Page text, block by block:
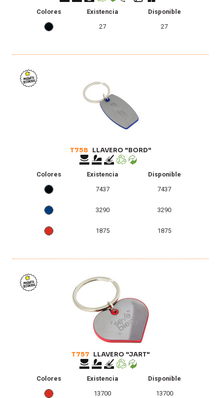
Colores Existencia
Disponible
27
27
T758 LLAVERO "BORD"
Colores Existencia
Disponible
7437
7437
3290 3290
1875 1875
T757 LLAVERO "JART"
Colores Existencia
Disponible
13700
13700